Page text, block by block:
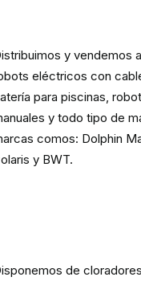
y vendemos
eléctricos con
para piscinas,
y todo tipo de
comos: Dolphin
y BWT.
de